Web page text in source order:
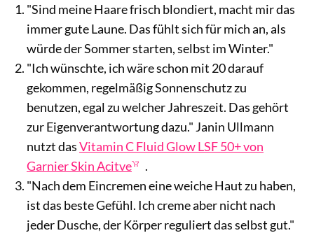
"Sind meine Haare frisch blondiert, macht mir das
immer gute Laune. Das fühlt sich für mich an, als
würde der Sommer starten, selbst im Winter."
"Ich wünschte, ich wäre schon mit 20 darauf
gekommen, regelmäßig Sonnenschutz zu
benutzen, egal zu welcher Jahreszeit. Das gehört
zur Eigenverantwortung dazu." Janin Ullmann
nutzt dasVitamin C Fluid Glow LSF 50+ von
Garnier Skin Acitve
.
"Nach dem Eincremen eine weiche Haut zu haben,
ist das beste Gefühl. Ich creme aber nicht nach
jeder Dusche, der Körper reguliert das selbst gut."